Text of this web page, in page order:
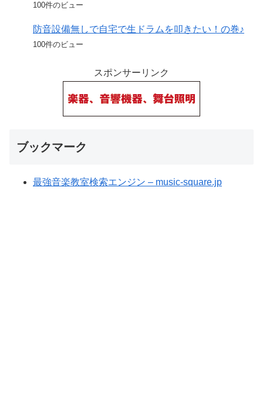
100件のビュー
防音設備無しで自宅で生ドラムを叩きたい！の巻♪
100件のビュー
スポンサーリンク
ブックマーク
最強音楽教室検索エンジン – music-square.jp